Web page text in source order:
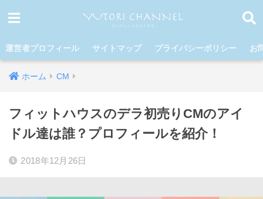
運営者プロフィール サイトマップ プライバシーポリシー お
ホーム CM
フィットハウスのデラ初売りCMのアイ
ドル達は誰？プロフィールを紹介！
2018年12月26日